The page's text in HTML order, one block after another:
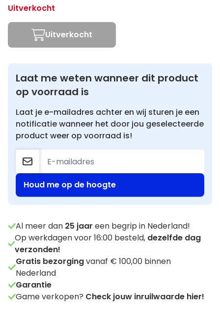
Uitverkocht
Uitverkocht
Laat me weten wanneer dit product
op voorraad is
Laat je e-mailadres achter en wij sturen je een
notificatie wanneer het door jou geselecteerde
product weer op voorraad is!
Houd me op de hoogte
Al meer dan 25 jaar een begrip in Nederland!
Op werkdagen voor 16:00 besteld, dezelfde dag
verzonden!
Gratis bezorgingvanaf € 100,00 binnen
Nederland
Garantie
Game verkopen? Check jouw inruilwaarde hier!